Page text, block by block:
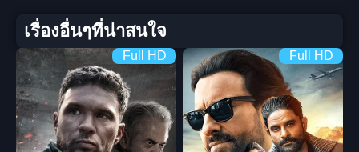
เรื่องอื่นๆที่น่าสนใจ
Full HD Full HD